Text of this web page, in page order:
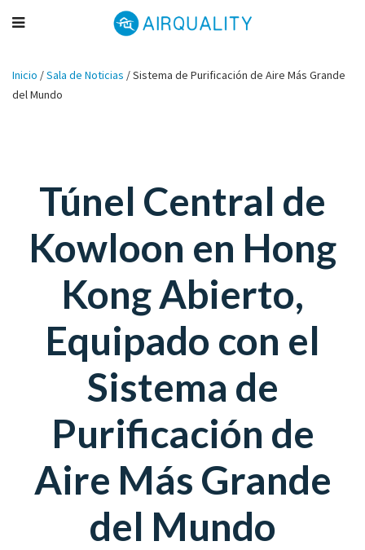
Inicio /Sala de Noticias /Sistema de Purificación de Aire Más Grande
del Mundo
Túnel Central de
Kowloon en Hong
Kong Abierto,
Equipado con el
Sistema de
Purificación de
Aire Más Grande
del Mundo